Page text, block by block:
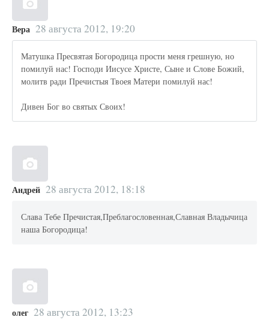
Вера 28 августа 2012, 19:20
Матушка Пресвятая Богородица прости меня грешную, но
помилуй нас! Господи Иисусе Христе, Сыне и Слове Божий,
молитв ради Пречистыя Твоея Матери помилуй нас!
Дивен Бог во святых Своих!
Андрей 28 августа 2012, 18:18
Слава Тебе Пречистая,Преблагословенная,Славная Владычица
наша Богородица!
олег 28 августа 2012, 13:23